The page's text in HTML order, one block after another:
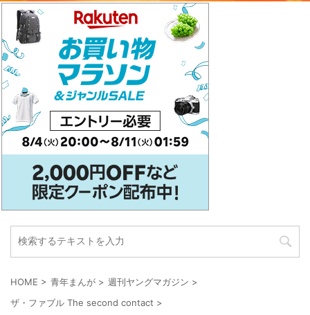
HOME > 青年まんが > 週刊ヤングマガジン >
ザ・ファブル The second contact >